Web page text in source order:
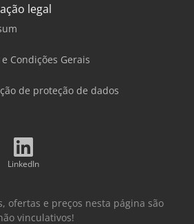
legal
Condições Gerais
de proteção de dados
LinkedIn
ofertas e preços nesta página são
vinculativos!